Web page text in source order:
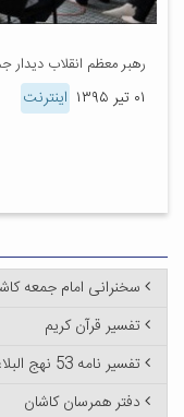
رهبر معظم انقلاب
۰۱ تیر ۱۳۹۵ اینترنت
سخنرانی امام جمعه
تفسیر قرآن کریم
تفسیر نامه 53 نهج البلاغه
دفتر همرسان کاشان